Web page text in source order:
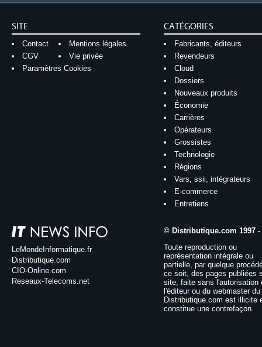
SITE
Contact
Mentions légales
CGV
Vie privée
Paramètres Cookies
CATÉGORIES
Fabricants, éditeurs
Revendeurs
Cloud
Dossiers
Nouveaux produits
Économie
Carrières
Opérateurs
Grossistes
Technologie
Régions
Vars, ssii, intégrateurs
E-commerce
Entretiens
LeMondeInformatique.fr
Distributique.com
CIO-Online.com
Reseaux-Telecoms.net
© Distributique.com 1997 -
Toute reproduction ou
représentation intégrale ou
partielle, par quelque
ce soit, des pages publiées
site, faite sans l'autorisation
l'éditeur ou du webmaster
Distributique.com est illicite
constitue une contrefaçon.